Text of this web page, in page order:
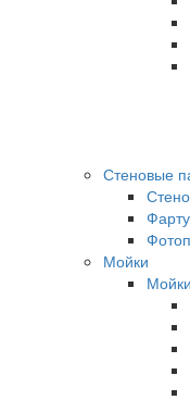
Стеновые
Мойки